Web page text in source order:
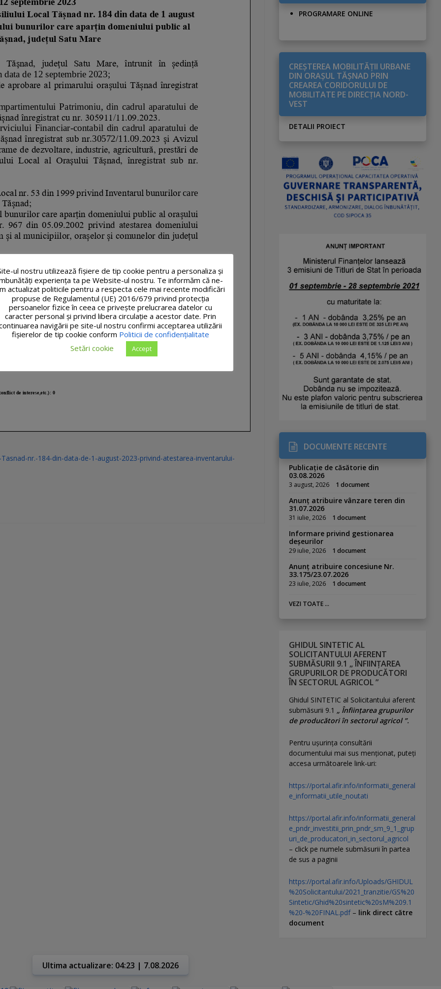
nr.-184-din-data-de-1-august-2023-privind-atestarea-inventarului-
PROGRAMARE ONLINE
CREŞTEREA MOBILITĂŢII URBANE
DIN ORAŞUL TĂŞNAD PRIN
CREAREA CORIDORULUI DE
MOBILITATE PE DIRECŢIA NORD-
VEST
DETALII PROIECT
DOCUMENTE RECENTE
Publicație de căsătorie din
03.08.2026
3 august, 2026 1 document
Anunț atribuire vânzare teren din
31.07.2026
31 iulie, 2026 1 document
Informare privind gestionarea
deșeurilor
29 iulie, 2026 1 document
Anunț atribuire concesiune Nr.
33.175/23.07.2026
23 iulie, 2026 1 document
VEZI TOATE ...
GHIDUL SINTETIC AL
SOLICITANTULUI AFERENT
SUBMĂSURII 9.1 „ ÎNFIINȚAREA
GRUPURILOR DE PRODUCĂTORI
ÎN SECTORUL AGRICOL ”
Ghidul SINTETIC al Solicitantului aferent
submăsurii 9.1 „ Înființarea grupurilor
de producători în sectorul agricol ”.
Pentru uşurinţa consultării
documentului mai sus menţionat, puteţi
accesa următoarele link-uri:
https://portal.afir.info/informatii_general
e_informatii_utile_noutati
https://portal.afir.info/informatii_general
e_pndr_investitii_prin_pndr_sm_9_1_grup
uri_de_producatori_in_sectorul_agricol
– click pe numele submăsurii în partea
de sus a paginii
https://portal.afir.info/Uploads/GHIDUL
%20Solicitantului/2021_tranzitie/GS%20
Sintetic/Ghid%20sintetic%20sM%209.1
%20-%20FINAL.pdf– link direct către
document
Ultima actualizare: 04:23 | 7.08.2026
ul nostru utilizează fişiere de tip cookie pentru a personaliza și
experiența ta pe Website-ul nostru. Te informăm că ne-
actualizat politicile pentru a respecta cele mai recente modificări
propuse de Regulamentul (UE) 2016/679 privind protecția
persoanelor fizice în ceea ce privește prelucrarea datelor cu
caracter personal și privind libera circulație a acestor date. Prin
navigării pe site-ul nostru confirmi acceptarea utilizării
fişierelor de tip cookie conform Politicii de confidențialitate
Setări cookie
Accept